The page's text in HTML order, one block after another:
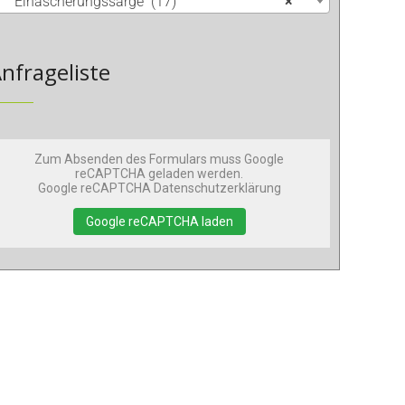
Zum Absenden des Formulars muss Google
reCAPTCHA geladen werden.
Google reCAPTCHA Datenschutzerklärung
Google reCAPTCHA laden